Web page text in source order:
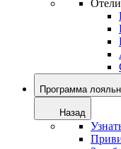
Программа
Назад